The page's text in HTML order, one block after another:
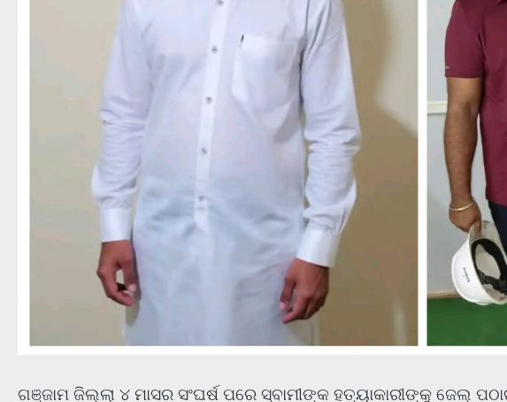
ଗଞ୍ଜାମ ଜିଲ୍ଲା ୪ ମାସର ସଂଘର୍ଷ ପରେ ସ୍ବାମୀଙ୍କ ହତ୍ୟାକାରୀଙ୍କୁ ଜେଲ୍